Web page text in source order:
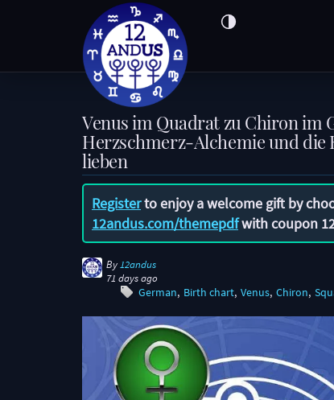
Venus im Quadrat zu Chiron im
Herzschmerz-Alchemie und die
lieben
Registerto enjoy a welcome gift by
12andus.com/themepdfwith coupon
By 12andus
71 days ago
German Birth chart Venus Chiron